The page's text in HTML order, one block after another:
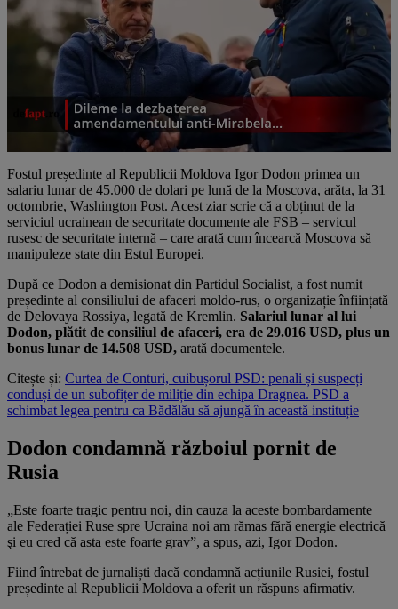
Fostul președinte al Republicii Moldova Igor Dodon primea un
salariu lunar de 45.000 de dolari pe lună de la Moscova, arăta, la 31
octombrie, Washington Post. Acest ziar scrie că a obținut de la
serviciul ucrainean de securitate documente ale FSB – servicul
rusesc de securitate internă – care arată cum încearcă Moscova să
manipuleze state din Estul Europei.
După ce Dodon a demisionat din Partidul Socialist, a fost numit
președinte al consiliului de afaceri moldo-rus, o organizație înființată
de Delovaya Rossiya, legată de Kremlin. Salariul lunar al lui
Dodon, plătit de consiliul de afaceri, era de 29.016 USD, plus un
bonus lunar de 14.508 USD, arată documentele.
Citește și: Curtea de Conturi, cuibușorul PSD: penali și suspecți
conduși de un subofițer de miliție din echipa Dragnea. PSD a
schimbat legea pentru ca Bădălău să ajungă în această instituție
Dodon condamnă războiul pornit de
Rusia
„Este foarte tragic pentru noi, din cauza la aceste bombardamente
ale Federației Ruse spre Ucraina noi am rămas fără energie electrică
şi eu cred că asta este foarte grav”, a spus, azi, Igor Dodon.
Fiind întrebat de jurnaliști dacă condamnă acțiunile Rusiei, fostul
președinte al Republicii Moldova a oferit un răspuns afirmativ.